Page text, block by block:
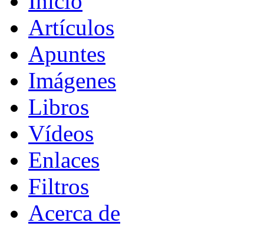
Artículos
Apuntes
Imágenes
Libros
Vídeos
Enlaces
Filtros
Acerca de